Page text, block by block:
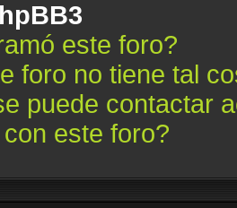
este foro?
foro no tiene tal
puede contactar
este foro?